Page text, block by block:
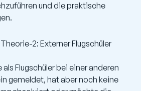
und die praktische
2: Externer Flugschüler
als Flugschüler bei einer anderen
gemeldet, hat aber noch keine